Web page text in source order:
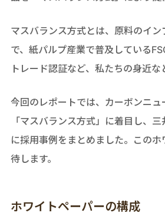
マスバランス方式とは、原料のイ
で、紙パルプ産業で普及している
トレード認証など、私たちの身近な
今回のレポートでは、カーボンニ
「マスバランス方式」に着目し、
に採用事例をまとめました。この
待します。
ホワイトペーパーの構成